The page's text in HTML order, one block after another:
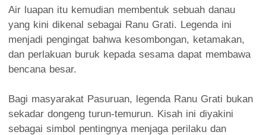
Air luapan itu kemudian membentuk sebuah danau
yang kini dikenal sebagai Ranu Grati. Legenda ini
menjadi pengingat bahwa kesombongan, ketamakan,
dan perlakuan buruk kepada sesama dapat membawa
bencana besar.
Bagi masyarakat Pasuruan, legenda Ranu Grati bukan
sekadar dongeng turun-temurun. Kisah ini diyakini
sebagai simbol pentingnya menjaga perilaku dan